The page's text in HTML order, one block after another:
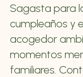
Sagasta para
cumpleaños y
acogedor
momentos
familiares.